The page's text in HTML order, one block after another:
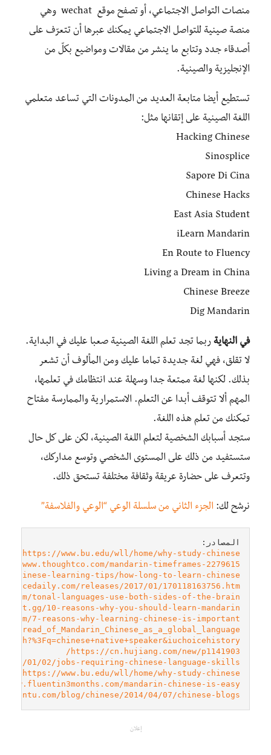
منصات التواصل الاجتماعي، أو تصفح موقع wechat وهي
منصة صينية للتواصل الاجتماعي يمكنك عبرها أن تتعرّف على
أصدقاء جدد وتتابع ما ينشر من مقالات ومواضيع بكلّ من
الإنجليزية والصينية.
تستطيع أيضا متابعة العديد من المدونات التي تساعد متعلمي
اللغة الصينية على إتقانها مثل:
Hacking Chinese
Sinosplice
Sapore Di Cina
Chinese Hacks
East Asia Student
iLearn Mandarin
En Route to Fluency
Living a Dream in China
Chinese Breeze
Dig Mandarin
في النهاية ربما تجد تعلم اللغة الصينية صعبا عليك في البداية.
لا تقلق، فهي لغة جديدة تماما عليك ومن المألوف أن تشعر
بذلك. لكنها لغة ممتعة جدا وسهلة عند انتظامك في تعلمها،
المهم ألا تتوقف أبدا عن التعلم. الاستمرارية والممارسة مفتاح
تمكنك من تعلم هذه اللغة.
ستجد أسبابك الشخصية لتعلم اللغة الصينية، لكن على كل حال
ستستفيد من ذلك على المستوى الشخصي وتوسع مداركك،
وتتعرف على حضارة عريقة وثقافة مختلفة تستحق ذلك.
نرشح لك: الجزء الثاني من سلسلة الوعي “الوعي والفلاسفة”
المصادر:
https://www.bu.edu/wll/home/why-study-chinese/
www.thoughtco.com/mandarin-timeframes-2279615
chinese-learning-tips/how-long-to-learn-chinese
releases/2017/01/170118163756.htm
tonal-languages-use-both-sides-of-the-brain/
10-reasons-why-you-should-learn-mandarin/
7-reasons-why-learning-chinese-is-important
https://cn.hujiang.com/new/p1141903/
01/02/jobs-requiring-chinese-language-skills/
https://www.bu.edu/wll/home/why-study-chinese/
mandarin-chinese-is-easy/
blog/chinese/2014/04/07/chinese-blogs/
إعلان